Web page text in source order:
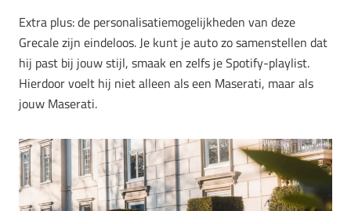
Extra plus: de personalisatiemogelijkheden van deze
Grecale zijn eindeloos. Je kunt je auto zo samenstellen dat
hij past bij jouw stijl, smaak en zelfs je Spotify-playlist.
Hierdoor voelt hij niet alleen als een Maserati, maar als
jouw Maserati.